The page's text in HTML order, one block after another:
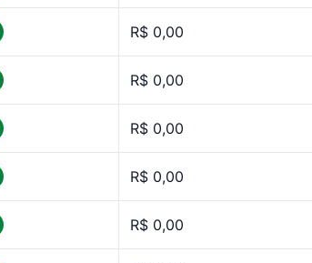
R$ 0,00
R$ 0,00
R$ 0,00
R$ 0,00
R$ 0,00